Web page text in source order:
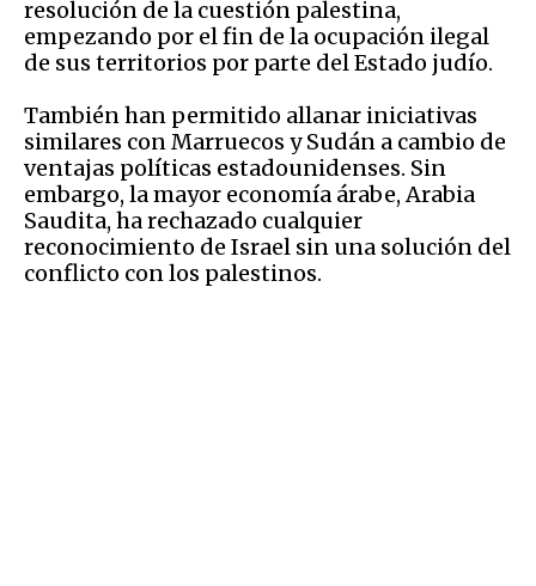
resolución de la cuestión palestina,
empezando por el fin de la ocupación ilegal
de sus territorios por parte del Estado judío.
También han permitido allanar iniciativas
similares con Marruecos y Sudán a cambio de
ventajas políticas estadounidenses. Sin
embargo, la mayor economía árabe, Arabia
Saudita, ha rechazado cualquier
reconocimiento de Israel sin una solución del
conflicto con los palestinos.